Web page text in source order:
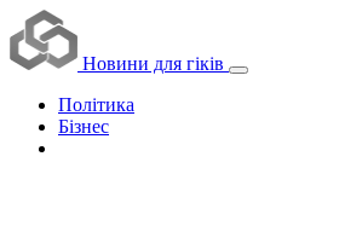
Новини для гіків
Політика
Бізнес